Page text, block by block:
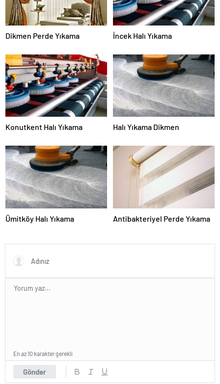
Dikmen Perde Yıkama İncek Halı Yıkama
Konutkent Halı Yıkama Halı Yıkama Dikmen
Ümitköy Halı Yıkama Antibakteriyel Perde Yıkama
Gönder
En az 10 karakter gerekli